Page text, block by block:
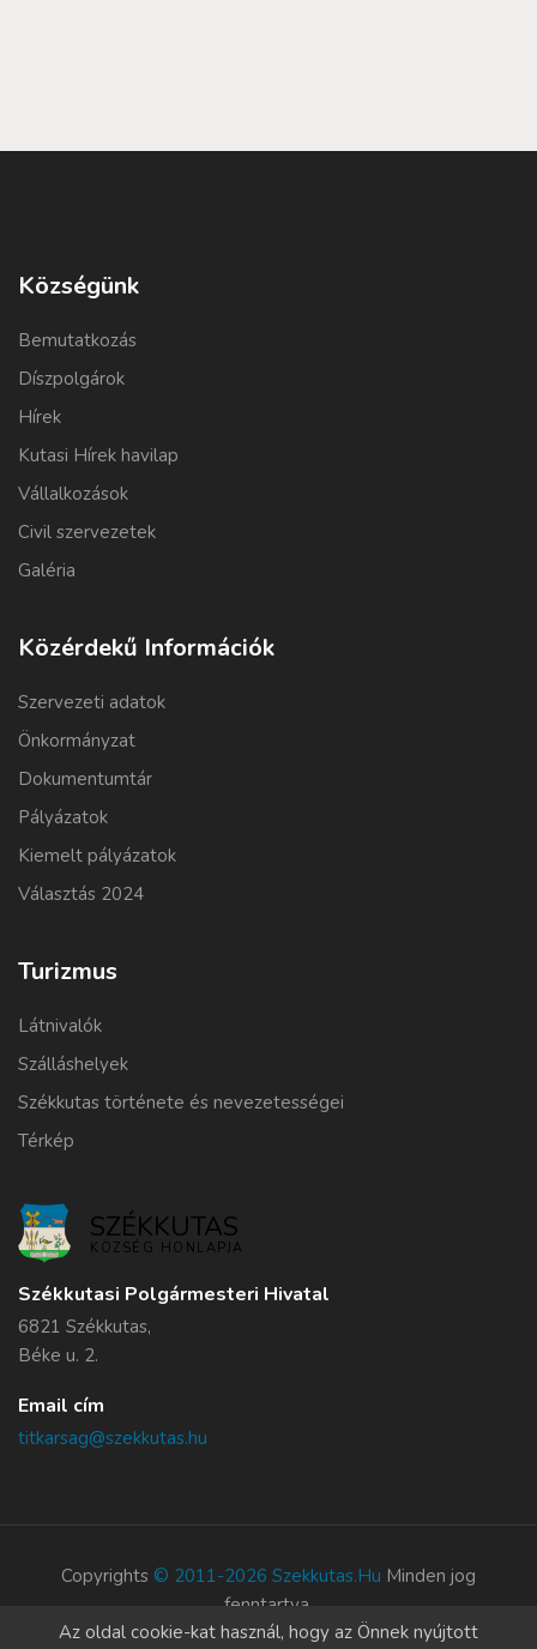
Községünk
Bemutatkozás
Díszpolgárok
Hírek
Kutasi Hírek havilap
Vállalkozások
Civil szervezetek
Galéria
Közérdekű Információk
Szervezeti adatok
Önkormányzat
Dokumentumtár
Pályázatok
Kiemelt pályázatok
Választás 2024
Turizmus
Látnivalók
Szálláshelyek
Székkutas története és nevezetességei
Térkép
SZÉKKUTAS
KÖZSÉG HONLAPJA
Székkutasi Polgármesteri Hivatal
6821 Székkutas,
Béke u. 2.
Email cím
titkarsag@szekkutas.hu
Copyrights © 2011-2026 Szekkutas.hu Minden jog
fenntartva.
Süti szabályzat
Az oldal cookie-kat használ, hogy az Önnek nyújtott